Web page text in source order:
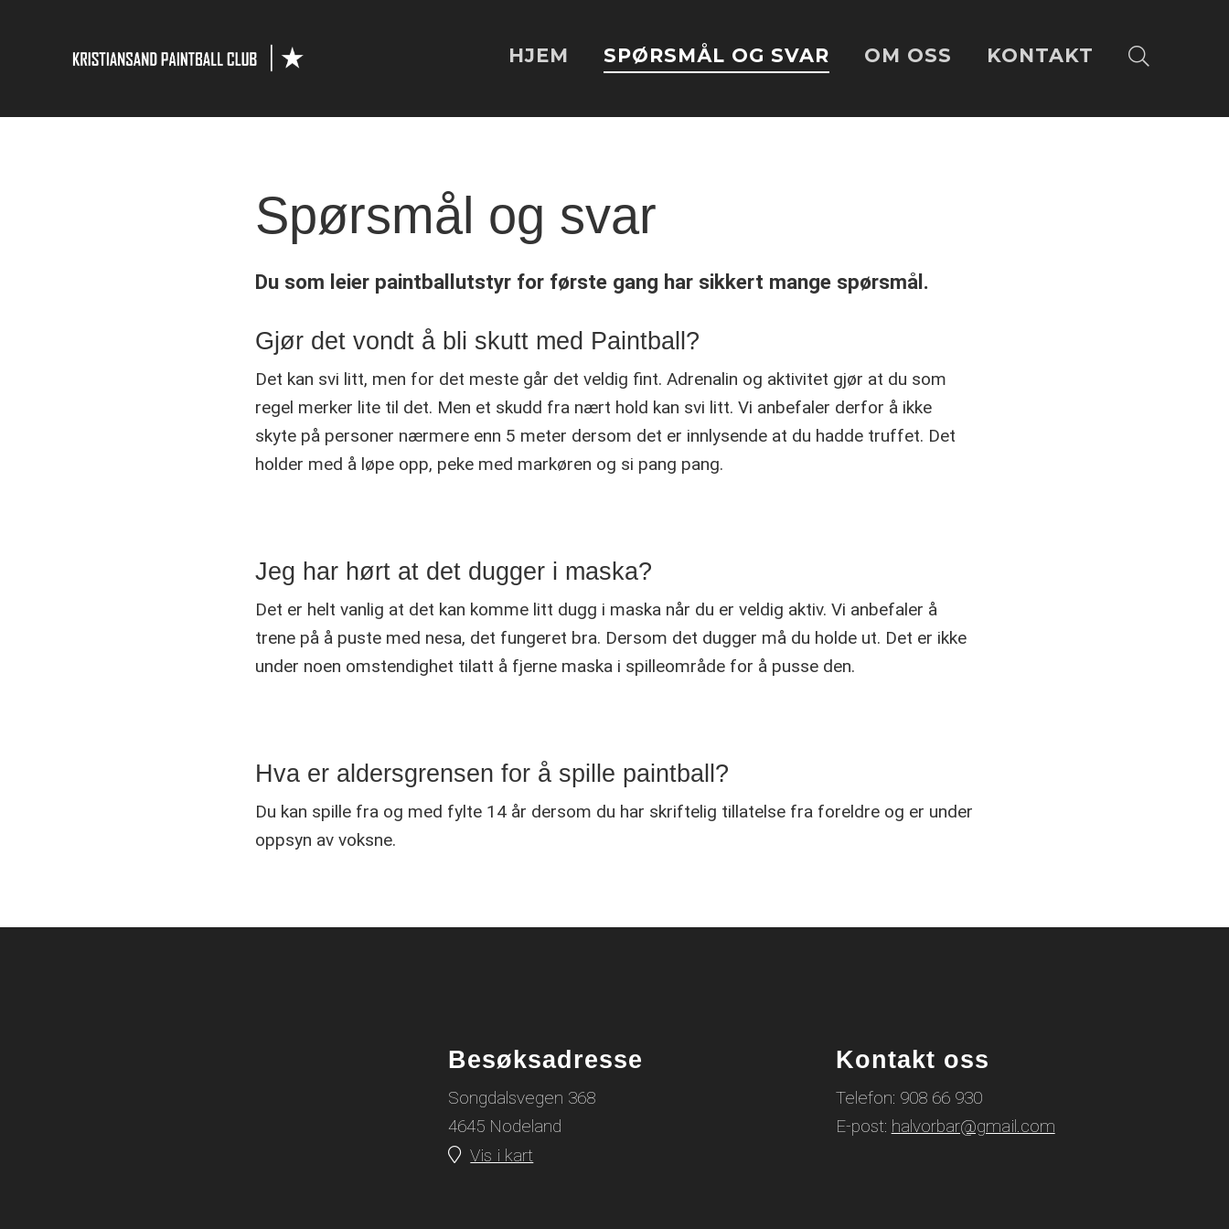
HJEM SPØRSMÅL OG SVAR OM OSS KONTAKT
Spørsmål og svar
Du som leier paintballutstyr for første gang har sikkert mange spørsmål.
Gjør det vondt å bli skutt med Paintball?
Det kan svi litt, men for det meste går det veldig fint. Adrenalin og aktivitet gjør at du som
regel merker lite til det. Men et skudd fra nært hold kan svi litt. Vi anbefaler derfor å ikke
skyte på personer nærmere enn 5 meter dersom det er innlysende at du hadde truffet. Det
holder med å løpe opp, peke med markøren og si pang pang.
Jeg har hørt at det dugger i maska?
Det er helt vanlig at det kan komme litt dugg i maska når du er veldig aktiv. Vi anbefaler å
trene på å puste med nesa, det fungeret bra. Dersom det dugger må du holde ut. Det er ikke
under noen omstendighet tilatt å fjerne maska i spilleområde for å pusse den.
Hva er aldersgrensen for å spille paintball?
Du kan spille fra og med fylte 14 år dersom du har skriftelig tillatelse fra foreldre og er under
oppsyn av voksne.
Besøksadresse
Songdalsvegen 368
4645 Nodeland
Vis i kart
Kontakt oss
Telefon: 908 66 930
E-post: halvorbar@gmail.com